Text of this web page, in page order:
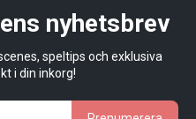
nyhetsbrev
speltips och exklusiva
i din inkorg!